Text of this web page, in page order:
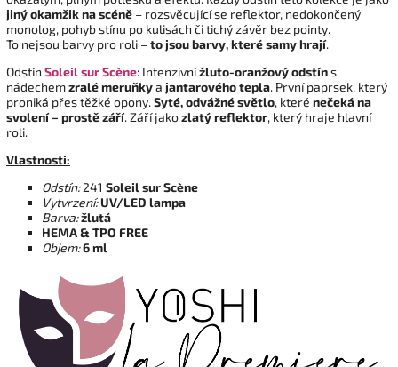
jiný okamžik na scéně – rozsvěcující se reflektor, nedokončený
monolog, pohyb stínu po kulisách či tichý závěr bez pointy.
To nejsou barvy pro roli –to jsou barvy, které samy hrají.
Odstín Soleil sur Scène: Intenzivnížluto-oranžový odstíns
nádechemzralé meruňkya jantarového tepla. První paprsek, který
proniká přes těžké opony.Syté, odvážné světlo, které nečeká na
svolení – prostě září. Září jakozlatý reflektor, který hraje hlavní
roli.
Vlastnosti:
Odstín:241 Soleil sur Scène
Vytvrzení:UV/LED lampa
Barva:žlutá
HEMA & TPO FREE
Objem:6 ml